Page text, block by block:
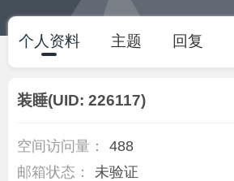
个人资料 主题 回复
装睡(UID: 226117)
空间访问量：
488
邮箱状态：
未验证